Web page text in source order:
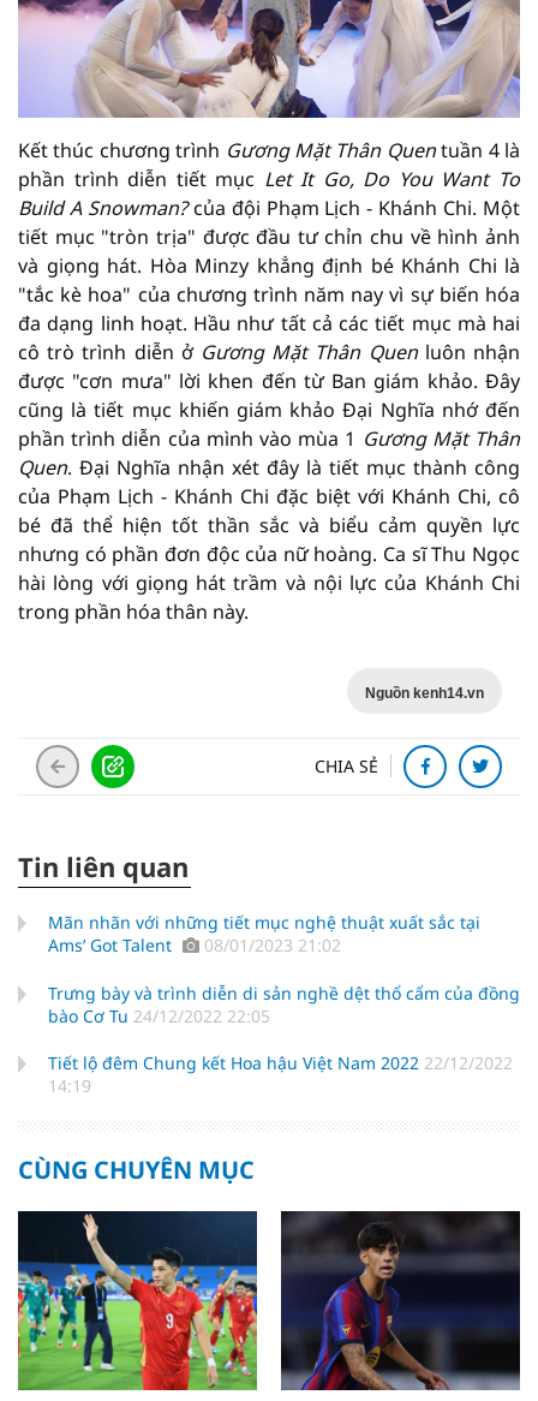
Kết thúc chương trình Gương Mặt Thân Quentuần 4 là
phần trình diễn tiết mục Let It Go, Do You Want To
Build A Snowman?của đội Phạm Lịch - Khánh Chi. Một
tiết mục "tròn trịa" được đầu tư chỉn chu về hình ảnh
và giọng hát. Hòa Minzy khẳng định bé Khánh Chi là
"tắc kè hoa" của chương trình năm nay vì sự biến hóa
đa dạng linh hoạt. Hầu như tất cả các tiết mục mà hai
cô trò trình diễn ở Gương Mặt Thân Quenluôn nhận
được "cơn mưa" lời khen đến từ Ban giám khảo. Đây
cũng là tiết mục khiến giám khảo Đại Nghĩa nhớ đến
phần trình diễn của mình vào mùa 1 Gương Mặt Thân
Quen. Đại Nghĩa nhận xét đây là tiết mục thành công
của Phạm Lịch - Khánh Chi đặc biệt với Khánh Chi, cô
bé đã thể hiện tốt thần sắc và biểu cảm quyền lực
nhưng có phần đơn độc của nữ hoàng. Ca sĩ Thu Ngọc
hài lòng với giọng hát trầm và nội lực của Khánh Chi
trong phần hóa thân này.
Nguồn kenh14.vn
CHIA SẺ
Tin liên quan
Mãn nhãn với những tiết mục nghệ thuật xuất sắc tại
Ams’ Got Talent
08/01/2023 21:02
Trưng bày và trình diễn di sản nghề dệt thổ cẩm của đồng
bào Cơ Tu 24/12/2022 22:05
Tiết lộ đêm Chung kết Hoa hậu Việt Nam 2022 22/12/2022
14:19
CÙNG CHUYÊN MỤC